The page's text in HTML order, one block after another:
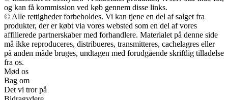
og kan få kommission ved køb gennem disse links.
© Alle rettigheder forbeholdes. Vi kan tjene en del af salget fra
produkter, der er købt via vores websted som en del af vores
affilierede partnerskaber med forhandlere. Materialet på denne side
må ikke reproduceres, distribueres, transmitteres, cachelagres eller
på anden måde bruges, undtagen med forudgående skriftlig tilladelse
fra os.
Mød os
Bag om
Det vi tror på